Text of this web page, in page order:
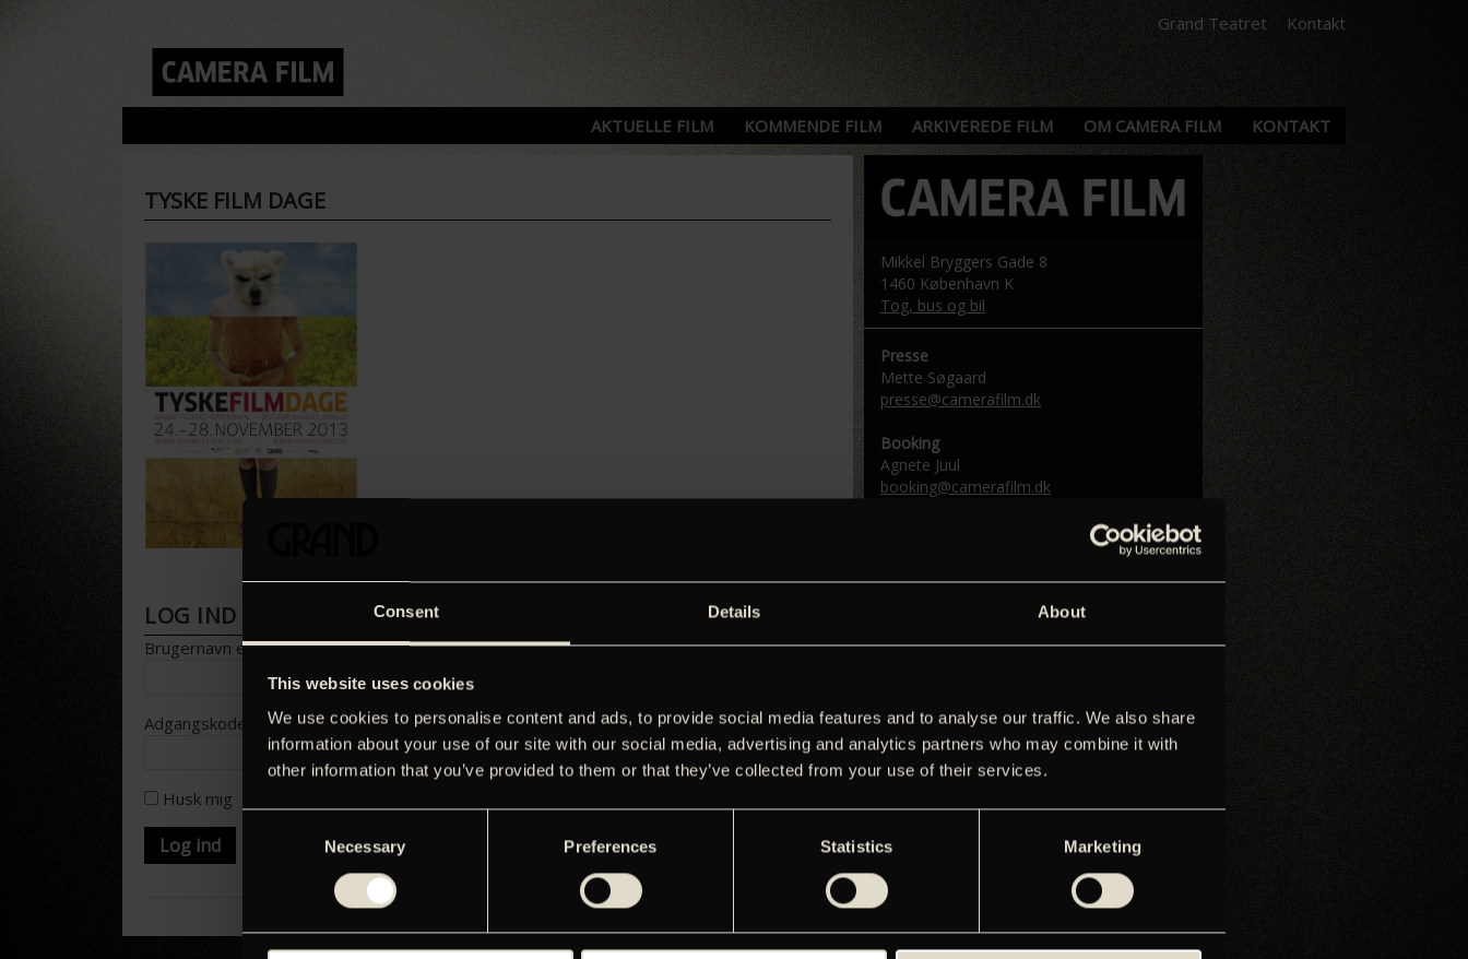
Consent Details About
This website uses cookies
We use cookies to personalise content and ads, to provide social media features and to analyse our traffic. We also share
information about your use of our site with our social media, advertising and analytics partners who may combine it with
other information that you’ve provided to them or that they’ve collected from your use of their services.
Necessary Preferences Statistics Marketing
Grand Teatret Kontakt
AKTUELLE FILM KOMMENDE FILM ARKIVEREDE FILM OM CAMERA FILM KONTAKT
TYSKE FILM DAGE
LOG IND FOR AT HENTE PRESSEMATERIALE
Brugernavn eller e-mailadresse
Adgangskode
Husk mig
Mikkel Bryggers Gade 8
1460 København K
Tog, bus og bil
Presse
Mette Søgaard
presse@camerafilm.dk
Booking
Agnete Juul
booking@camerafilm.dk
Agnete Juul
christel@camerafilm.dk
Direktør
kim@camerafilm.dk
Bogholderi
Christina Christiansen